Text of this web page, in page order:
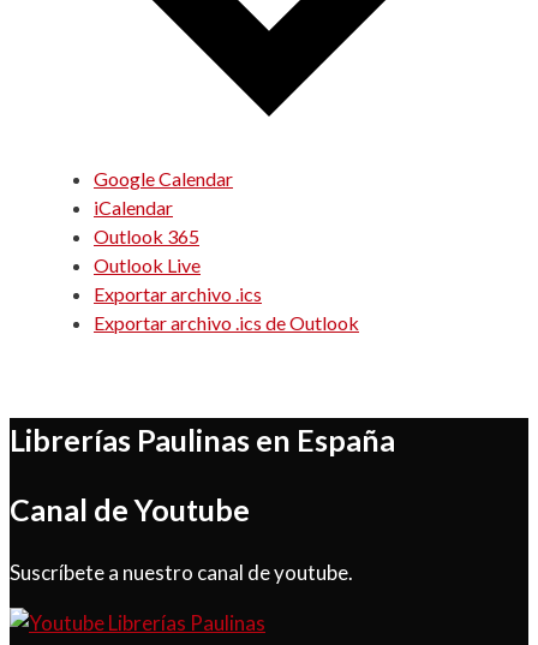
Google Calendar
iCalendar
Outlook 365
Outlook Live
Exportar archivo .ics
Exportar archivo .ics de Outlook
Librerías Paulinas en España
Canal de Youtube
Suscríbete a nuestro canal de youtube.